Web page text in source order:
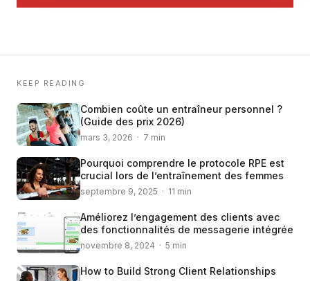
KEEP READING
Combien coûte un entraîneur personnel ?
(Guide des prix 2026)
mars 3, 2026 · 7 min
Pourquoi comprendre le protocole RPE est
crucial lors de l’entraînement des femmes
septembre 9, 2025 · 11 min
Améliorez l’engagement des clients avec
des fonctionnalités de messagerie intégrée
novembre 8, 2024 · 5 min
How to Build Strong Client Relationships